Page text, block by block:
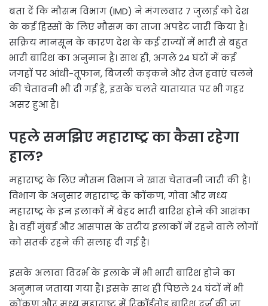
बता दें कि मौसम विभाग (IMD) ने मंगलवार 7 जुलाई को देश
के कई हिस्सों के लिए मौसम का ताजा अपडेट जारी किया है।
सक्रिय मानसून के कारण देश के कई राज्यों में भारी से बहुत
भारी बारिश का अनुमान है। साथ ही, अगले 24 घंटों में कई
जगहों पर आंधी-तूफान, बिजली कड़कने और तेज हवाएं चलने
की चेतावनी भी दी गई है, इसके चलते यातायात पर भी गहर
असर हुआ है।
पहले समझिए महाराष्ट्र का कैसा रहेगा
हाल?
महाराष्ट्र के लिए मौसम विभाग ने खास चेतावनी जारी की है।
विभाग के अनुसार महाराष्ट्र के कोंकण, गोवा और मध्य
महाराष्ट्र के इन इलाकों में बेहद भारी बारिश होने की आशंका
है। वहीं मुंबई और आसपास के तटीय इलाकों में रहने वाले लोगों
को सतर्क रहने की सलाह दी गई है।
इसके अलावा विदर्भ के इलाके में भी भारी बारिश होने का
अनुमान जताया गया है। इसके साथ ही पिछले 24 घंटों में भी